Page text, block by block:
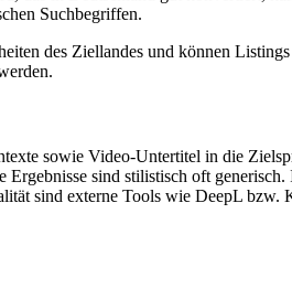
Suchbegriffen.
des Ziellandes und können
sowie Video-Untertitel in die
sind stilistisch oft generisch.
sind externe Tools wie DeepL bzw.